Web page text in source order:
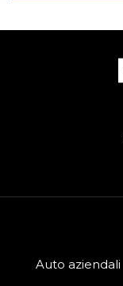
Auto aziendali